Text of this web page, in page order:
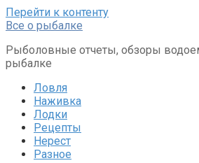
Перейти к контенту
Все о рыбалке
Рыболовные отчеты, обзоры
рыбалке
Ловля
Наживка
Лодки
Рецепты
Нерест
Разное